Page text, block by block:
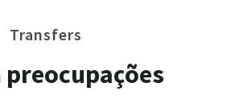
Transfers
preocupações